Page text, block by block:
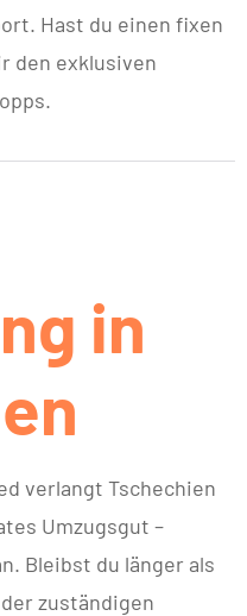
Hast du einen fixen
den exklusiven
in
verlangt Tschechien
Umzugsgut –
Bleibst du länger als
zuständigen